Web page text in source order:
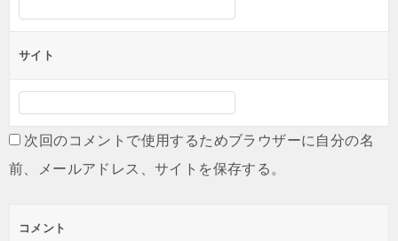
サイト
次回のコメントで使用するためブラウザーに自分の名
前、メールアドレス、サイトを保存する。
コメント